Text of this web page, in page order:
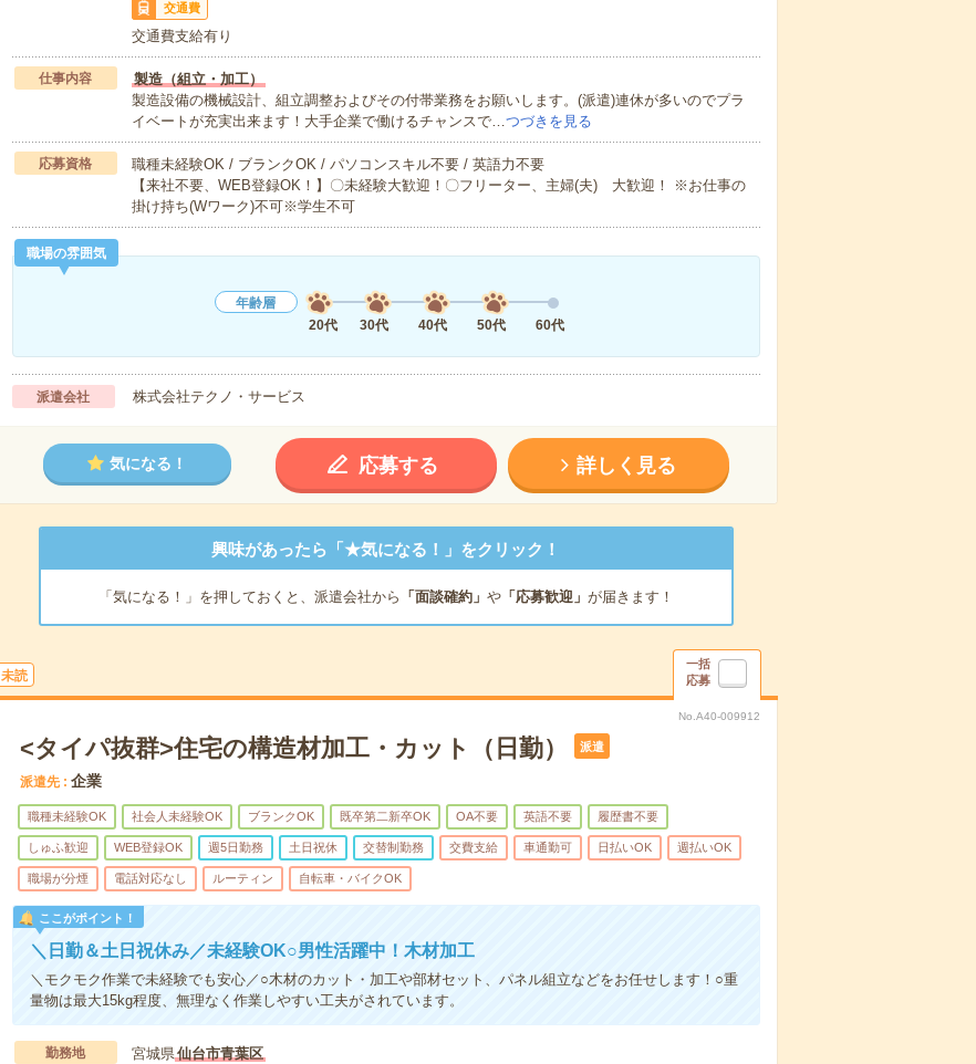
交通費
交通費支給有り
仕事内容
製造（組立・加工）
製造設備の機械設計、組立調整およびその付帯業務をお願いします。(派遣)連休が多いのでプラ
イベートが充実出来ます！大手企業で働けるチャンスで…つづきを見る
応募資格
職種未経験OK / ブランクOK / パソコンスキル不要 / 英語力不要
【来社不要、WEB登録OK！】〇未経験大歓迎！〇フリーター、主婦(夫) 大歓迎！ ※お仕事の
掛け持ち(Wワーク)不可※学生不可
職場の雰囲気
年齢層
20代
30代 40代 50代 60代
派遣会社 株式会社テクノ・サービス
気になる！ 応募する 詳しく見る
興味があったら「★気になる！」をクリック！
「気になる！」を押しておくと、派遣会社から 「面談確約」 や「応募歓迎」 が届きます！
未読
一括
応募
No.A40-009912
<タイパ抜群>住宅の構造材加工・カット（日勤） 派遣
派遣先 企業
職種未経験OK 社会人未経験OK ブランクOK 既卒第二新卒OK OA不要 英語不要 履歴書不要
しゅふ歓迎 WEB登録OK 週5日勤務 土日祝休 交替制勤務 交費支給 車通勤可 日払いOK 週払いOK
職場が分煙 電話対応なし ルーティン 自転車・バイクOK
ここがポイント！
＼日勤＆土日祝休み／未経験OK○男性活躍中！木材加工
＼モクモク作業で未経験でも安心／○木材のカット・加工や部材セット、パネル組立などをお任せします！○重
量物は最大15kg程度、無理なく作業しやすい工夫がされています。
勤務地 宮城県 仙台市青葉区